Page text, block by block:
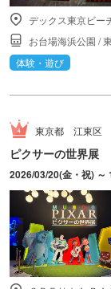
デックス東京ビー
お台場海浜公園 /
体験・遊び
東京都 江東区
ピクサーの世界展